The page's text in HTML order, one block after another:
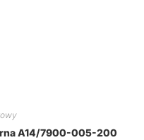
A14/7900-005-200